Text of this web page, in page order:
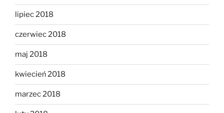
lipiec 2018
czerwiec 2018
maj 2018
kwiecień 2018
marzec 2018